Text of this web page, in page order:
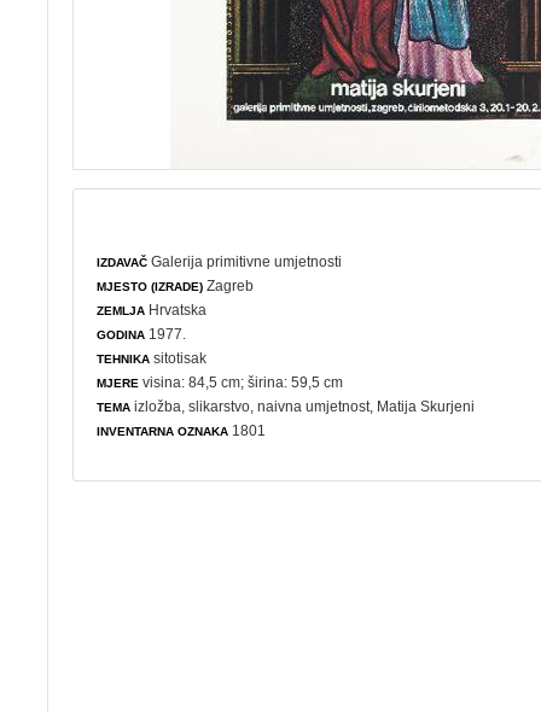
IZDAVAČ Galerija primitivne umjetnosti
MJESTO (IZRADE) Zagreb
ZEMLJA Hrvatska
GODINA 1977.
TEHNIKA sitotisak
MJERE visina: 84,5 cm; širina: 59,5 cm
TEMA izložba ,slikarstvo ,naivna umjetnost , Matija Skurjeni
INVENTARNA OZNAKA 1801